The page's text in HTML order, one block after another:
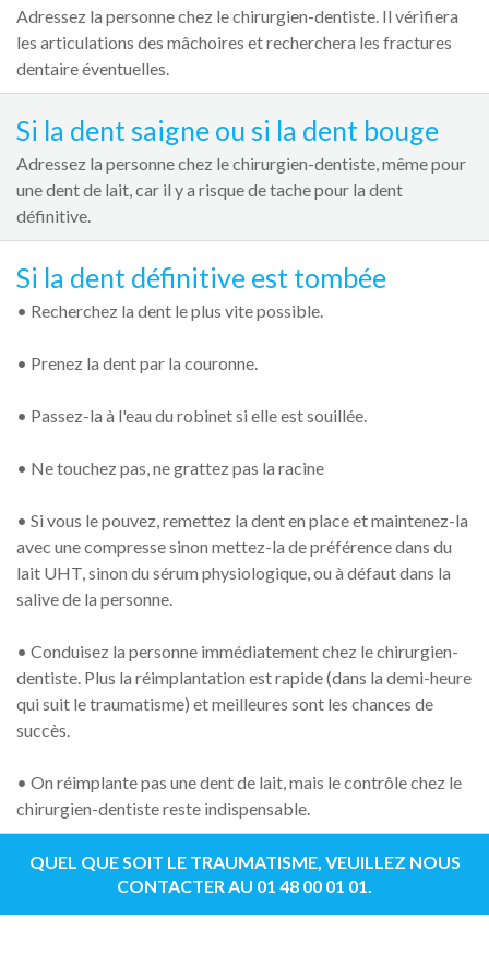
Adressez la personne chez le chirurgien-dentiste. Il vérifiera
les articulations des mâchoires et recherchera les fractures
dentaire éventuelles.
Si la dent saigne ou si la dent bouge
Adressez la personne chez le chirurgien-dentiste, même pour
une dent de lait, car il y a risque de tache pour la dent
définitive.
Si la dent définitive est tombée
• Recherchez la dent le plus vite possible.
• Prenez la dent par la couronne.
• Passez-la à l'eau du robinet si elle est souillée.
• Ne touchez pas, ne grattez pas la racine
• Si vous le pouvez, remettez la dent en place et maintenez-la
avec une compresse sinon mettez-la de préférence dans du
lait UHT, sinon du sérum physiologique, ou à défaut dans la
salive de la personne.
• Conduisez la personne immédiatement chez le chirurgien-
dentiste. Plus la réimplantation est rapide (dans la demi-heure
qui suit le traumatisme) et meilleures sont les chances de
succès.
• On réimplante pas une dent de lait, mais le contrôle chez le
chirurgien-dentiste reste indispensable.
QUEL QUE SOIT LE TRAUMATISME, VEUILLEZ NOUS
CONTACTER AU 01 48 00 01 01.